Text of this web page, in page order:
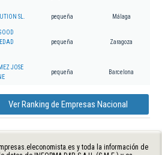
SL. pequeña Málaga
pequeña Zaragoza
JOSE
pequeña Barcelona
Ver Ranking de Empresas Nacional
y toda la información de